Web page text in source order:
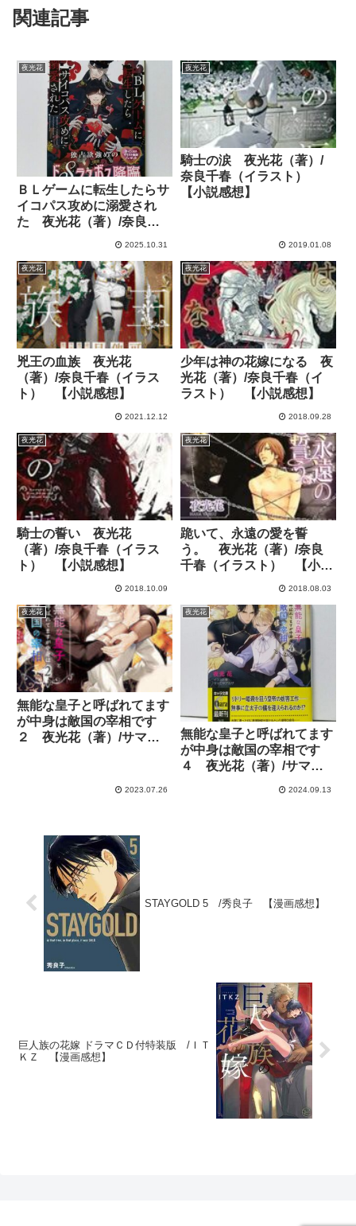
関連記事
夜光花
ＢＬゲームに転生したらサ
イコパス攻めに溺愛され
た 夜光花（著）/奈良千
2025.10.31
夜光花
騎士の涙 夜光花（著）/
奈良千春（イラスト）
【小説感想】
2019.01.08
夜光花
兇王の血族 夜光花
（著）/奈良千春（イラス
ト） 【小説感想】
2021.12.12
夜光花
少年は神の花嫁になる 夜
光花（著）/奈良千春（イ
ラスト） 【小説感想】
2018.09.28
夜光花
騎士の誓い 夜光花
（著）/奈良千春（イラス
ト） 【小説感想】
2018.10.09
夜光花
跪いて、永遠の愛を誓
う。 夜光花（著）/奈良
千春（イラスト） 【小説
2018.08.03
夜光花
無能な皇子と呼ばれてます
が中身は敵国の宰相です
２ 夜光花（著）/サマミ
2023.07.26
夜光花
無能な皇子と呼ばれてます
が中身は敵国の宰相です
４ 夜光花（著）/サマミ
2024.09.13
STAYGOLD 5 /秀良子 【漫画感想】
巨人族の花嫁 ドラマＣＤ付特装版 /ＩＴ
ＫＺ 【漫画感想】